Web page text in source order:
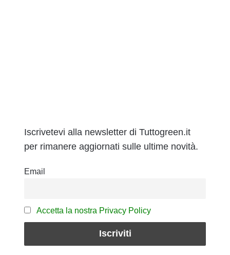
Iscrivetevi alla newsletter di Tuttogreen.it
per rimanere aggiornati sulle ultime novità.
Email
Accetta la nostra Privacy Policy